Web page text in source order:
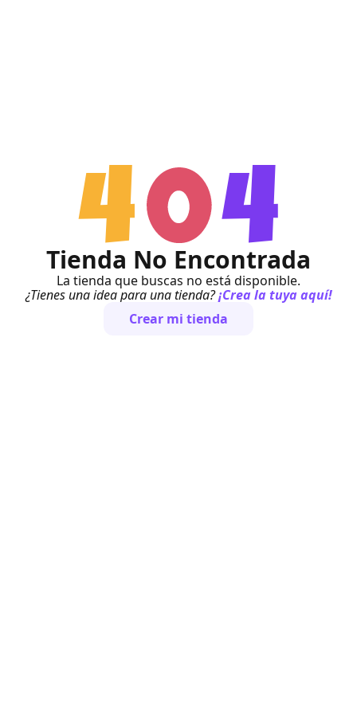
Tienda No Encontrada
La tienda que buscas no está disponible.
¿Tienes una idea para una tienda? ¡Crea la tuya aquí!
Crear mi tienda